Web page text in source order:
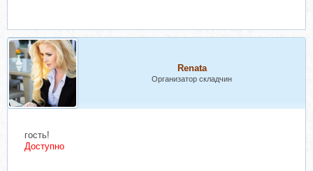
Renata
Организатор складчин
гость!
Доступно